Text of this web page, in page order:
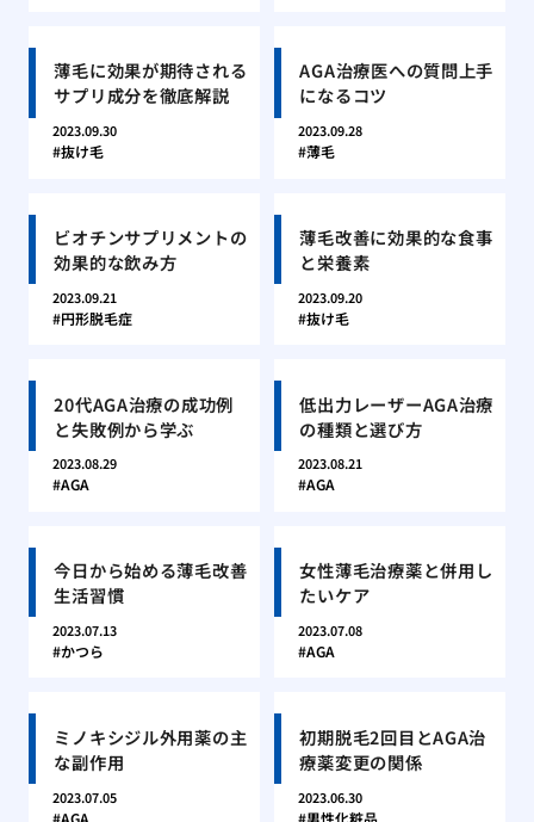
薄毛に効果が期待される
サプリ成分を徹底解説
2023.09.30
抜け毛
AGA治療医への質問上手
になるコツ
2023.09.28
薄毛
ビオチンサプリメントの
効果的な飲み方
2023.09.21
円形脱毛症
薄毛改善に効果的な食事
と栄養素
2023.09.20
抜け毛
20代AGA治療の成功例
と失敗例から学ぶ
2023.08.29
AGA
低出力レーザーAGA治療
の種類と選び方
2023.08.21
AGA
今日から始める薄毛改善
生活習慣
2023.07.13
かつら
女性薄毛治療薬と併用し
たいケア
2023.07.08
AGA
ミノキシジル外用薬の主
な副作用
2023.07.05
AGA
初期脱毛2回目とAGA治
療薬変更の関係
2023.06.30
男性化粧品